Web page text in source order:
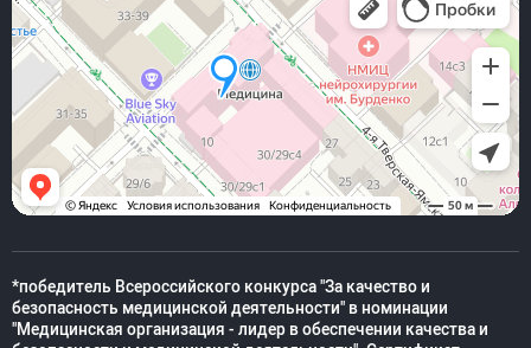
*победитель Всероссийского конкурса "За качество и
безопасность медицинской деятельности" в номинации
"Медицинская организация - лидер в обеспечении качества и